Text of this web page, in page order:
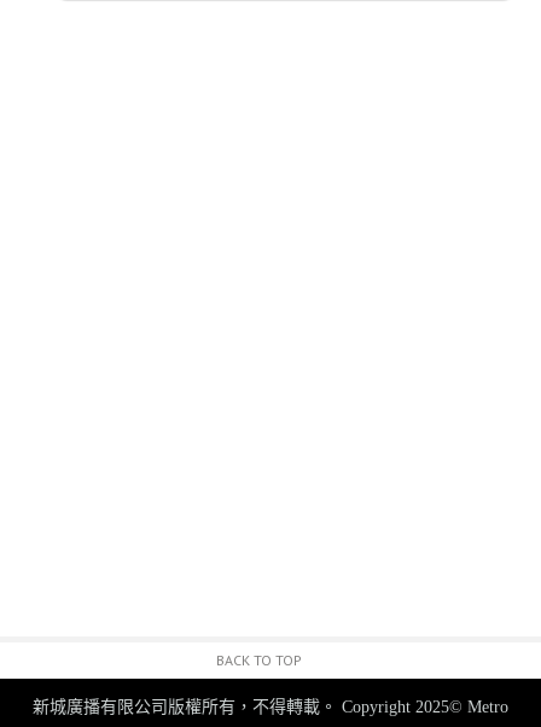
BACK TO TOP
新城廣播有限公司版權所有，不得轉載。 Copyright 2025© Metro